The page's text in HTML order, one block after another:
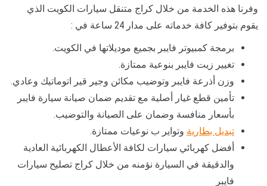
وفرنا هذه الخدمة من خلال كراج متنقل سيارات الكويت الذي
يقوم بتوفير كافة خدماته على مدار 24 ساعة في :
برمجة كمبيوتر فايبر بجميع موديلاتها في الكويت.
تغيير زيت فايبر بنوعية ممتازة.
وزن أذرعة فايبر وتوضيب مكائن وجير قير اتوماتيك وعادي.
تأمين قطع غيار أصلية مع تقديم ضمان صيانة سيارة فايبر
بأسعار منافسة وضمان على الصيانة والتوضيب.
تبديل بطارية وتواير ب نوعيات ممتازة.
أفضل كهربائي سيارات لكافة الأعطال الكهربائية العادية
والدقيقة في السيارة نؤمنه من خلال كراج تصليح سيارات
فايبر